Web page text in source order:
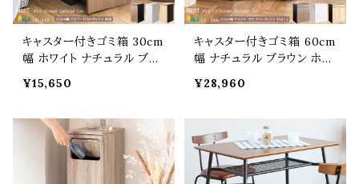
キャスター付きゴミ箱 30cm
幅 ホワイト ナチュラル ブラ
くずかご くず入れ 幅30cm
すすめ おしゃれ 北欧 モダ
ン スタイリッシュ キッチンペ
ール 引き出し式 ドロワーゴ
ミ箱 コンパクト 省スペース
¥15,650
キャスター付きゴミ箱 60cm
幅 ナチュラル ブラウン ホワ
キャスター付き ドロワータイ
60cm 奥行42cm 高さ80c
m ゴミの分別 2連式 引き出
し付き ドロワーゴミ箱 キッ
チンペール くずかご くず入
¥28,960